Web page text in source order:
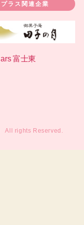
ラス関連企業
All rights Reserved.